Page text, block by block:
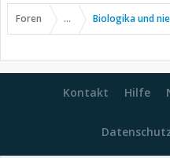
Foren ... Biologika und
Kontakt Hilfe